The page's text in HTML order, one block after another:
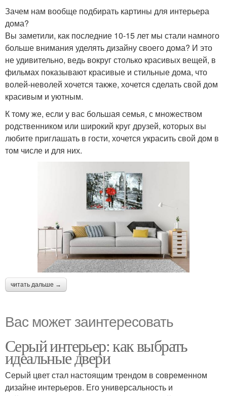
Зачем нам вообще подбирать картины для интерьера
дома?
Вы заметили, как последние 10-15 лет мы стали намного
больше внимания уделять дизайну своего дома? И это
не удивительно, ведь вокруг столько красивых вещей, в
фильмах показывают красивые и стильные дома, что
волей-неволей хочется также, хочется сделать свой дом
красивым и уютным.
К тому же, если у вас большая семья, с множеством
родственником или широкий круг друзей, которых вы
любите приглашать в гости, хочется украсить свой дом в
том числе и для них.
читать дальше →
Вас может заинтересовать
Серый интерьер: как выбрать
идеальные двери
Серый цвет стал настоящим трендом в современном
дизайне интерьеров. Его универсальность и